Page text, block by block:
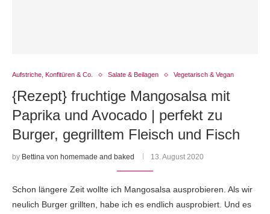
Aufstriche, Konfitüren & Co. Salate & Beilagen Vegetarisch & Vegan
{Rezept} fruchtige Mangosalsa mit
Paprika und Avocado | perfekt zu
Burger, gegrilltem Fleisch und Fisch
by Bettina von homemade and baked 13. August 2020
Schon längere Zeit wollte ich Mangosalsa ausprobieren. Als wir
neulich Burger grillten, habe ich es endlich ausprobiert. Und es